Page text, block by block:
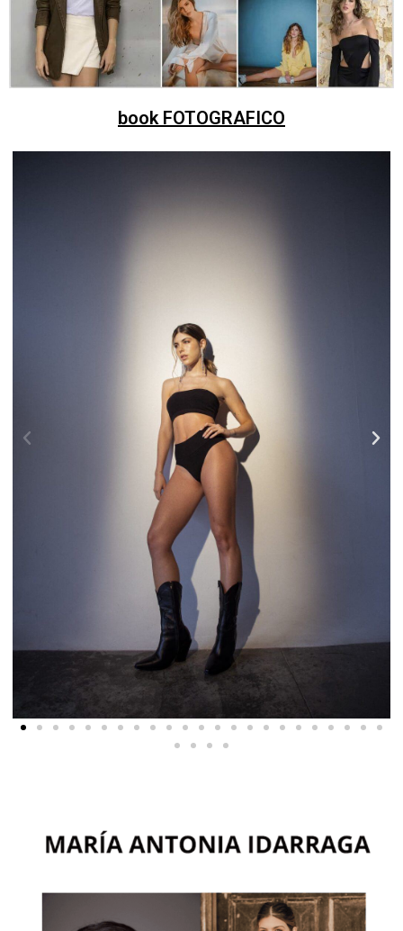
book FOTOGRAFICO